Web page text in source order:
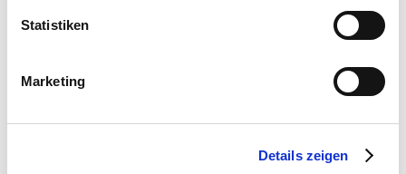
Statistiken
Marketing
Details zeigen
Teilnehmenden zu tragen. Zudem ist die Teilnahme nur
Vom Gewinnspiel ausgeschlossen sind Mitarbeiter*innen von
Lagertechnik Becker und der Berger Group in Korntal-
Lösungszahl unter Angabe der Mailadresse über das